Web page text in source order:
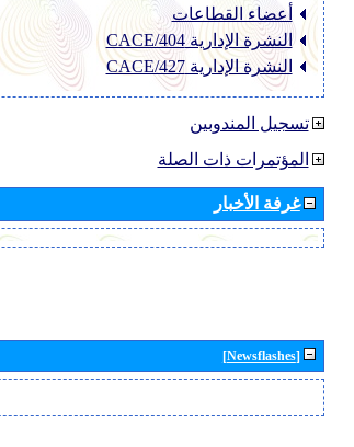
أعضاء القطاعات
النشرة الإدارية CACE/404
النشرة الإدارية CACE/427
تسجيل المندوبين
المؤتمرات ذات الصلة
غرفة الأخبار
[Newsflashes]